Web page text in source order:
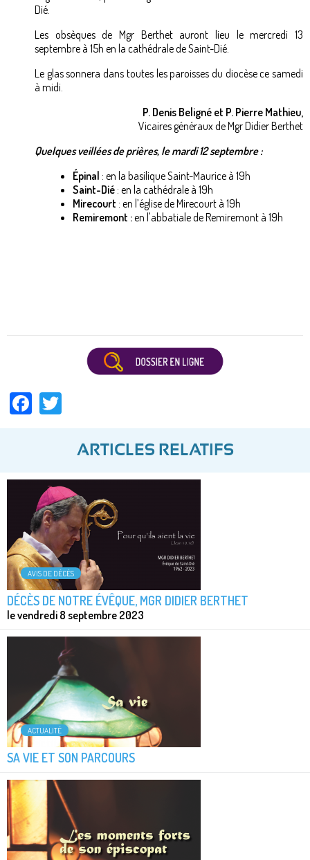
Dié.
Les obsèques de Mgr Berthet auront lieu le mercredi 13
septembre à 15h en la cathédrale de Saint-Dié.
Le glas sonnera dans toutes les paroisses du diocèse ce samedi
à midi.
P. Denis Beligné et P. Pierre Mathieu,
Vicaires généraux de Mgr Didier Berthet
Quelques veillées de prières, le mardi 12 septembre :
Épinal : en la basilique Saint-Maurice à 19h
Saint-Dié : en la cathédrale à 19h
Mirecourt : en l’église de Mirecourt à 19h
Remiremont :en l'abbatiale de Remiremont à 19h
Facebook
ARTICLES RELATIFS
AVIS DE DÉCÈS
DÉCÈS DE NOTRE ÉVÊQUE, MGR DIDIER BERTHET
le vendredi 8 septembre 2023
ACTUALITÉ
SA VIE ET SON PARCOURS